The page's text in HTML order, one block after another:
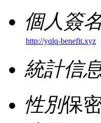
個人簽
http://yqlq-benefit.xyz
統計信
性別保